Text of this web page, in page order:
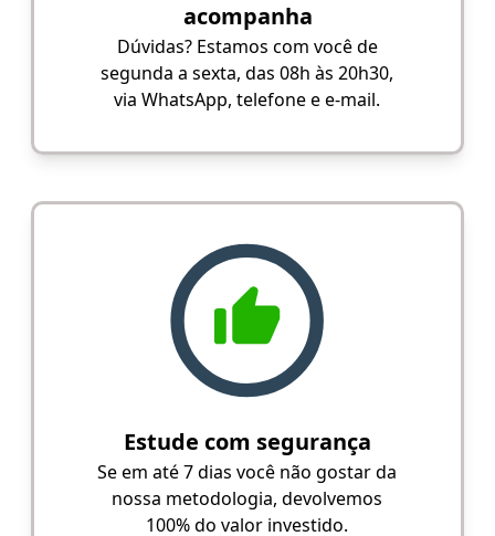
acompanha
Dúvidas? Estamos com você de
segunda a sexta, das 08h às 20h30,
via WhatsApp, telefone e e-mail.
Estude com segurança
Se em até 7 dias você não gostar da
nossa metodologia, devolvemos
100% do valor investido.